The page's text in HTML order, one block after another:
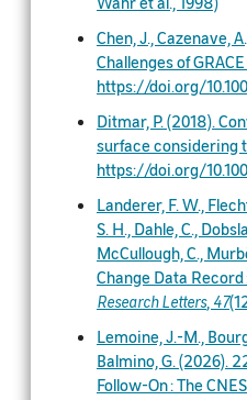
Chen, J., Cazenave,
Challenges of
https://doi.org/
Ditmar, P. (2018).
surface considering
https://doi.org/
Landerer, F. W.,
S. H., Dahle, C.,
McCullough, C.,
Change Data
Research Letters, 47
Lemoine, J.-M.,
Balmino, G. (2026).
Follow-On : The